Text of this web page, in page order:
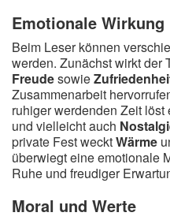
Emotionale Wirkung
Beim Leser können
werden. Zunächst wirkt der
Freudesowie
Zusammenarbeit
ruhiger werdenden Zeit löst
und vielleicht auch
private Fest wecktWärme
überwiegt eine emotionale
Ruhe und freudiger
Moral und Werte